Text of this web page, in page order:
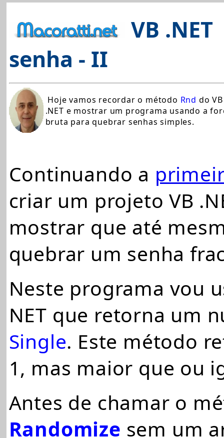
VB
senha - II
Hoje vamos recordar o método Rnd do VB
.NET e mostrar um programa usando a
bruta para quebrar senhas simples.
Continuando a
criar um projeto VB
mostrar que até
quebrar um senha
Neste programa vou
NET que retorna um
Single. Este método
1, mas maior que ou
Antes de chamar o
Randomize sem um